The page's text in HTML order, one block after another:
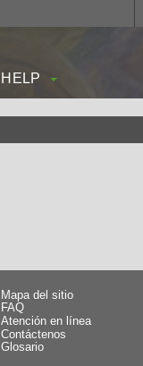
HELP
Mapa del sitio
FAQ
Atención en línea
Contáctenos
Glosario